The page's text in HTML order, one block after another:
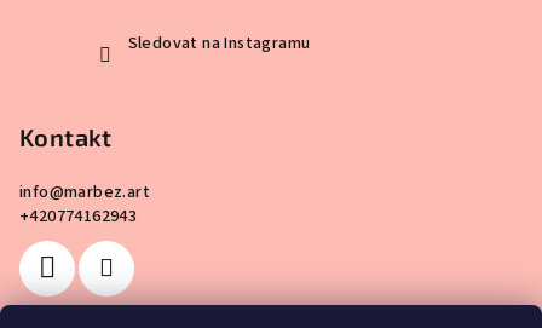
Sledovat na Instagramu
Kontakt
info@marbez.art
+420774162943